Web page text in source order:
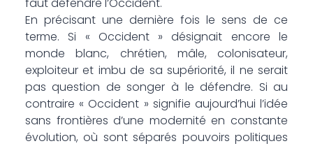
faut défendre l’Occident.
En précisant une dernière fois le sens de ce
terme. Si « Occident » désignait encore le
monde blanc, chrétien, mâle, colonisateur,
exploiteur et imbu de sa supériorité, il ne serait
pas question de songer à le défendre. Si au
contraire « Occident » signifie aujourd’hui l’idée
sans frontières d’une modernité en constante
évolution, où sont séparés pouvoirs politiques